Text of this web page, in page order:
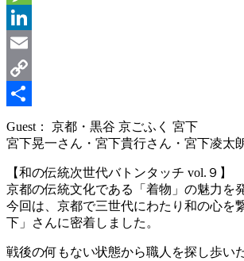
Message
LinkedIn
Email
Copy
Link
共
有
Guest： 京都・黒谷 京ごふく 宮下
宮下晃一さん・宮下貴行さん・宮下凌太
【和の伝統次世代バトンタッチ vol.９】
京都の伝統文化である「着物」の魅力を
今回は、京都で三世代にわたり和の心を
下」さんに密着しました。
戦後の何もない状態から職人を探し歩い